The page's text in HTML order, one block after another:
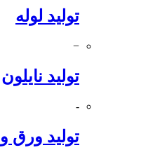
تولید لوله
−
تولید نایلون
-
تولید ورق